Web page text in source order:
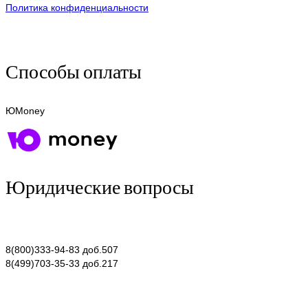
Политика конфиденциальности
Способы оплаты
ЮMoney
Юридические вопросы
8(800)333-94-83 доб.507
8(499)703-35-33 доб.217